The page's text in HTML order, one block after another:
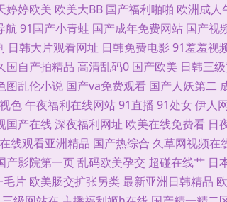
婷 美女被男人侵犯 天天干精品一区 国产A级无毛 欧
美 亚州素人区 99色99 国产区熟女 欧美一级性爱a片
大青青97 久草福利导航 日韩五月丁香影院 97超碰操
国产美女黄色网站 97国超碰资源 东方AV在线播放 三
人五月天网 黄色欧美网站 日本淫乱人妻 51
婷婷欧美 欧美大BB 国产福利啪啪 欧洲成人
航91国产小青蛙 国产成年免费网站 国产视
日韩大片观看网址 日韩免费电影 91羞羞视
国自产拍精品 高清乱码0 国产欧美 日韩三
图乱伦小说 国产va免费观看 国产人妖第二
色午夜福利在线网站91直播 91处女伊人
国产在线深夜福利网址 欧美在线免费看 日
在线观看亚洲精品 国产热综合 久草网视频在
产影院第一页乱码欧美孕交 超碰在线艹 日
毛片 欧美肠交扩张另类最新亚洲日韩精品